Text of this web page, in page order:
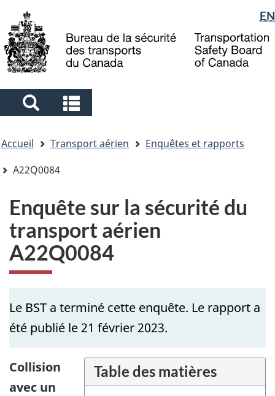
to
main
to
"About
government"
à
la
Sélection
de
la
langue
EN
Search
and
menus
and
menus
êtes
ici
Accueil Transport aérien
Enquêtes et rapports
A22Q0084
Enquête sur la sécurité du
transport aérien
A22Q0084
Le BST a terminé cette enquête. Le rapport a
été publié le 21 février 2023.
Table des matières
Collision
avec un